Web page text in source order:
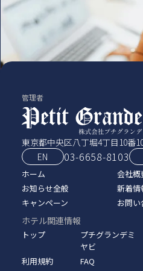
管理者
東京都中央区八丁堀4丁目10番
EN
03-6658-8103
ホーム
会社概
お知らせ全般
新着情
キャンペーン
お問い
ホテル関連情報
トップ
プチグランデミ
ヤビ
利用規約
FAQ